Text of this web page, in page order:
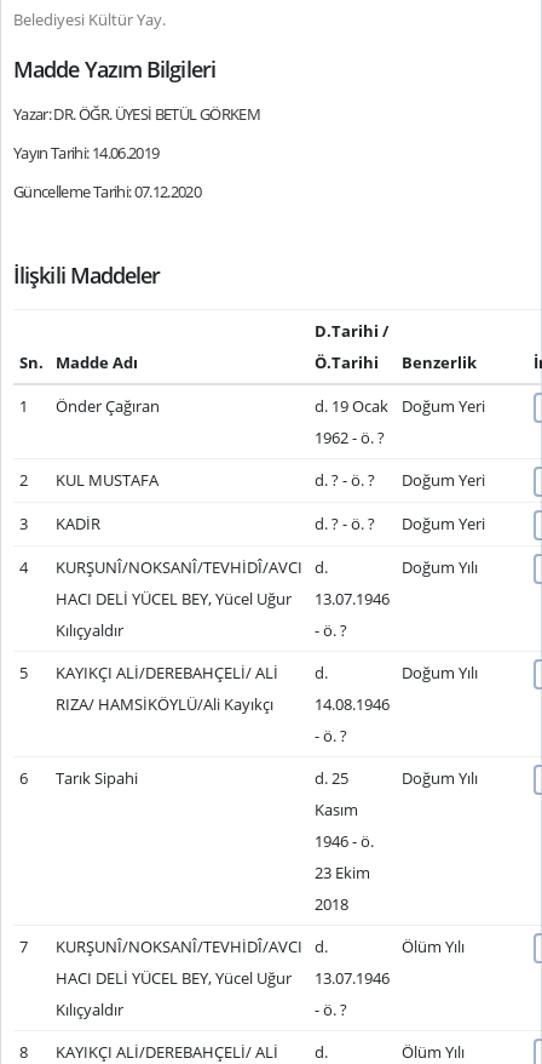
Belediyesi Kültür Yay.
Madde Yazım Bilgileri
Yazar: DR. ÖĞR. ÜYESİ BETÜL GÖRKEM
Yayın Tarihi: 14.06.2019
Güncelleme Tarihi: 07.12.2020
İlişkili Maddeler
Sn. Madde Adı
D.Tarihi /
Ö.Tarihi
Benzerlik
1
Önder Çağıran
d. 19 Ocak
1962 - ö. ?
Doğum Yeri
2 KUL MUSTAFA d. ? - ö. ?
Doğum Yeri
3
KADİR d. ? - ö. ?
Doğum Yeri
4
KURŞUNÎ/NOKSANÎ/TEVHİDÎ/AVCI
HACI DELİ YÜCEL BEY, Yücel Uğur
Kılıçyaldır
d.
13.07.1946
- ö. ?
Doğum Yılı
5
KAYIKÇI ALİ/DEREBAHÇELİ/ ALİ
RIZA/ HAMSİKÖYLÜ/Ali Kayıkçı
d.
14.08.1946
- ö. ?
Doğum Yılı
6 Tarık Sipahi
d. 25
Kasım
1946 - ö.
23 Ekim
2018
Doğum Yılı
7
KURŞUNÎ/NOKSANÎ/TEVHİDÎ/AVCI
HACI DELİ YÜCEL BEY, Yücel Uğur
Kılıçyaldır
d.
13.07.1946
- ö. ?
Ölüm Yılı
8
KAYIKÇI ALİ/DEREBAHÇELİ/ ALİ
d.
Ölüm Yılı